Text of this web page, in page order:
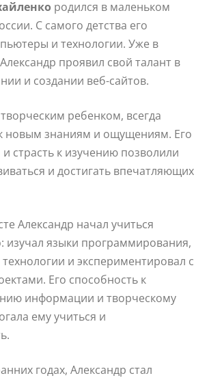
родился в маленьком
С самого детства его
и технологии. Уже в
проявил свой талант в
и создании веб-сайтов.
ребенком, всегда
новым знаниям и ощущениям. Его
страсть к изучению позволили
и достигать впечатляющих
Александр начал учиться
изучал языки программирования,
и экспериментировал с
Его способность к
информации и творческому
ему учиться и
годах, Александр стал